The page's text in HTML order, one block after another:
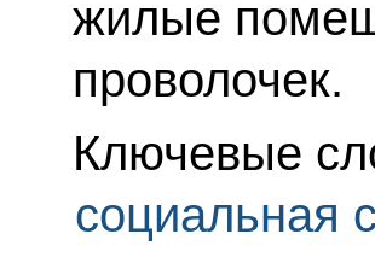
жилые
проволочек.
Ключевые
социальная